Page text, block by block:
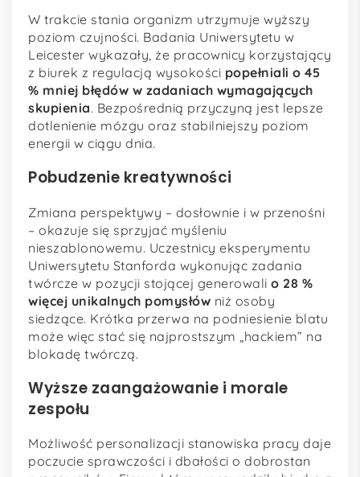
W trakcie stania organizm utrzymuje wyższy
poziom czujności. Badania Uniwersytetu w
Leicester wykazały, że pracownicy korzystający
z biurek z regulacją wysokości popełniali o 45
% mniej błędów w zadaniach wymagających
skupienia. Bezpośrednią przyczyną jest lepsze
dotlenienie mózgu oraz stabilniejszy poziom
energii w ciągu dnia.
Pobudzenie kreatywności
Zmiana perspektywy – dosłownie i w przenośni
– okazuje się sprzyjać myśleniu
nieszablonowemu. Uczestnicy eksperymentu
Uniwersytetu Stanforda wykonując zadania
twórcze w pozycji stojącej generowali o 28 %
więcej unikalnych pomysłów niż osoby
siedzące. Krótka przerwa na podniesienie blatu
może więc stać się najprostszym „hackiem” na
blokadę twórczą.
Wyższe zaangażowanie i morale
zespołu
Możliwość personalizacji stanowiska pracy daje
poczucie sprawczości i dbałości o dobrostan